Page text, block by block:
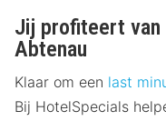
Jij profiteert van
Abtenau
Klaar om een last
Bij HotelSpecials